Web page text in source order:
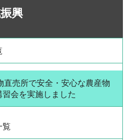
興
直売所で安全・安心な農産物
会を実施しました
覧